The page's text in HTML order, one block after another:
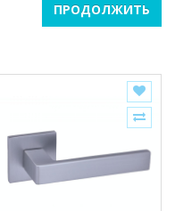
ПРОДОЛЖИТЬ